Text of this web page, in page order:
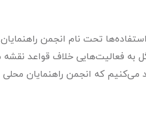
تحت نام انجمن
به فعالیت‌هایی خلاف قواعد نقشه
می‌کنیم که انجمن راهنمایان